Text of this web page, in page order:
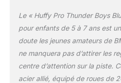
Le « Huffy Pro Thunder Boys
pour enfants de 5 à 7 ans est
doute les jeunes amateurs de
ne manquera pas d’attirer les
centre d’attention sur la piste.
acier allié, équipé de roues de